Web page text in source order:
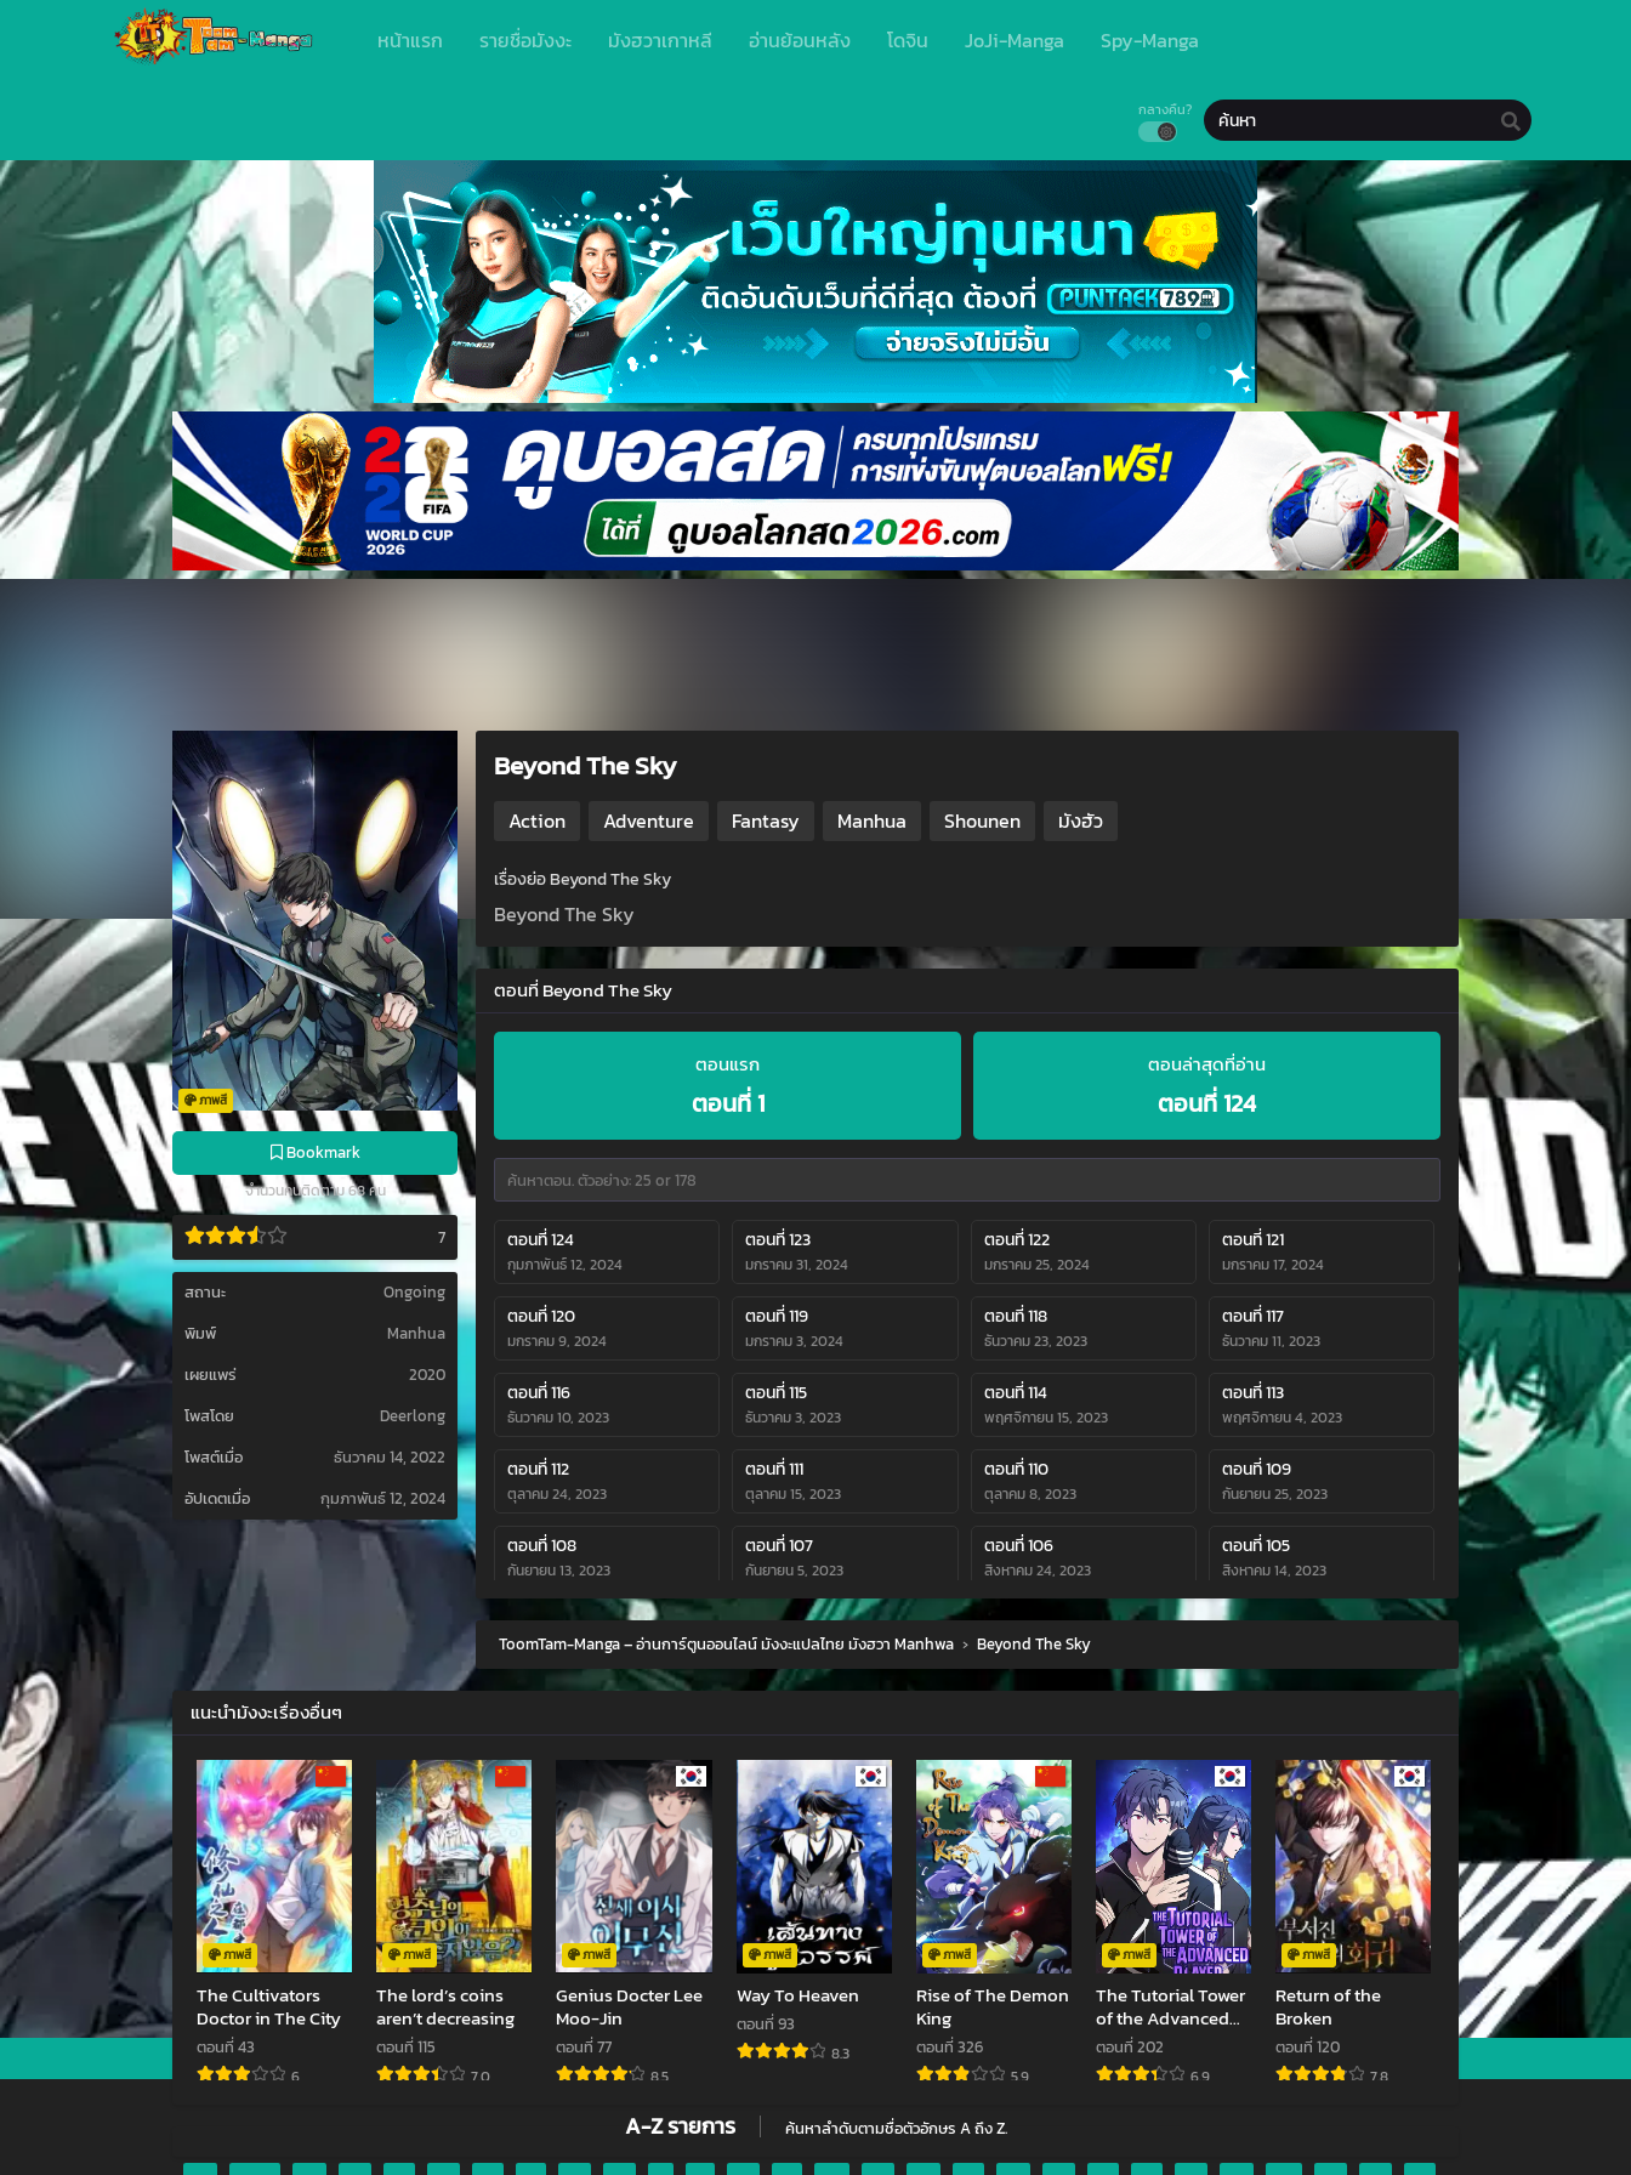
หน้าแรก รายชื่อมังงะ มังฮวาเกาหลี อ่านย้อนหลัง โดจิน JoJi-Manga Spy-Manga
กลางคืน?
ภาพสี
Bookmark
จำนวนคนติดตาม 68 คน
7
สถานะ
Ongoing
พิมพ์
Manhua
เผยแพร่
2020
โพสโดย
Deerlong
โพสต์เมื่อ
ธันวาคม 14, 2022
อัปเดตเมื่อ
กุมภาพันธ์ 12, 2024
Beyond The Sky
Action Adventure Fantasy Manhua Shounen มังฮัว
เรื่องย่อ Beyond The Sky
Beyond The Sky
ตอนที่ Beyond The Sky
ตอนแรก
ตอนที่ 1
ตอนล่าสุดที่อ่าน
ตอนที่ 124
ตอนที่ 124
กุมภาพันธ์ 12, 2024
ตอนที่ 123
มกราคม 31, 2024
ตอนที่ 122
มกราคม 25, 2024
ตอนที่ 121
มกราคม 17, 2024
ตอนที่ 120
มกราคม 9, 2024
ตอนที่ 119
มกราคม 3, 2024
ตอนที่ 118
ธันวาคม 23, 2023
ตอนที่ 117
ธันวาคม 11, 2023
ตอนที่ 116
ธันวาคม 10, 2023
ตอนที่ 115
ธันวาคม 3, 2023
ตอนที่ 114
พฤศจิกายน 15, 2023
ตอนที่ 113
พฤศจิกายน 4, 2023
ตอนที่ 112
ตุลาคม 24, 2023
ตอนที่ 111
ตุลาคม 15, 2023
ตอนที่ 110
ตุลาคม 8, 2023
ตอนที่ 109
กันยายน 25, 2023
ตอนที่ 108
กันยายน 13, 2023
ตอนที่ 107
กันยายน 5, 2023
ตอนที่ 106
สิงหาคม 24, 2023
ตอนที่ 105
สิงหาคม 14, 2023
ตอนที่ 104
สิงหาคม 6, 2023
ตอนที่ 103
กรกฎาคม 29, 2023
ตอนที่ 102
กรกฎาคม 22, 2023
ตอนที่ 101
ตอนที่ 100 ตอนที่ 99 ตอนที่ 98 ตอนที่ 97
ตอนที่ 96
มิถุนายน 17, 2023
ตอนที่ 95
มิถุนายน 11, 2023
ตอนที่ 94
มิถุนายน 11, 2023
ตอนที่ 93
พฤษภาคม 28, 2023
ตอนที่ 92
พฤษภาคม 20, 2023
ตอนที่ 91
พฤษภาคม 14, 2023
ตอนที่ 90
พฤษภาคม 9, 2023
ตอนที่ 89
พฤษภาคม 2, 2023
ตอนที่ 88
เมษายน 25, 2023
ตอนที่ 87
เมษายน 17, 2023
ตอนที่ 86
เมษายน 10, 2023
ตอนที่ 85
เมษายน 2, 2023
ตอนที่ 84
มีนาคม 27, 2023
ตอนที่ 83
มีนาคม 19, 2023
ตอนที่ 82 ตอนที่ 81
มีนาคม 6, 2023
ตอนที่ 80 ตอนที่ 78 ตอนที่ 77
ตอนที่ 76 ตอนที่ 75 ตอนที่ 74 ตอนที่ 73
ToomTam-Manga – อ่านการ์ตูนออนไลน์ มังงะแปลไทย มังฮวา Manhwa › Beyond The Sky
แนะนำมังงะเรื่องอื่นๆ
ภาพสี
The Cultivators
Doctor in The City
ตอนที่ 43
6
ภาพสี
The lord’s coins
aren’t decreasing
ตอนที่ 115
7.0
ภาพสี
Genius Docter Lee
Moo-Jin
ตอนที่ 77
8.5
ภาพสี
Way To Heaven
ตอนที่ 93
8.3
ภาพสี
Rise of The Demon
King
ตอนที่ 326
5.9
ภาพสี
The Tutorial Tower
of the Advanced
Player
ตอนที่ 202
6.9
ภาพสี
Return of the
Broken
ตอนที่ 120
7.8
มังงะ ซีรีย์ออนไลน์ คลิปหลุด
A-Z รายการ ค้นหาลำดับตามชื่อตัวอักษร A ถึง Z.